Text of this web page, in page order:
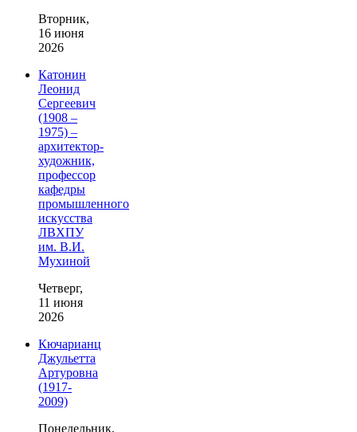
Вторник,
16 июня
2026
Катонин
Леонид
Сергеевич
(1908 –
1975) –
архитектор-
художник,
профессор
кафедры
промышленного
искусства
ЛВХПУ
им. В.И.
Мухиной
Четверг,
11 июня
2026
Кючарианц
Джульетта
Артуровна
(1917-
2009)
Понедельник,